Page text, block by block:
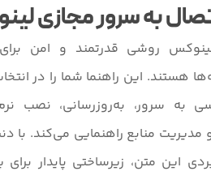
به سرور مجازی
روشی قدرتمند و امن برای
هستند. این راهنما شما را در
به سرور، به‌روزرسانی، نصب
منابع راهنمایی می‌کند. با
این متن، زیرساختی پایدار برای